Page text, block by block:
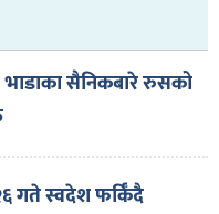
भाडाका सैनिकबारे रुसको
गते स्वदेश फर्किँदै